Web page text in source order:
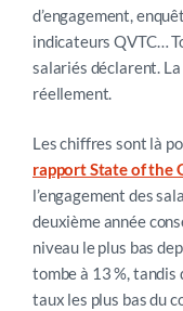
d’engagement,
indicateurs QVTC…
salariés déclarent.
réellement.
Les chiffres sont là
rapport State of the
l’engagement des
deuxième année
niveau le plus bas
tombe à 13 %, tandis
taux les plus bas du